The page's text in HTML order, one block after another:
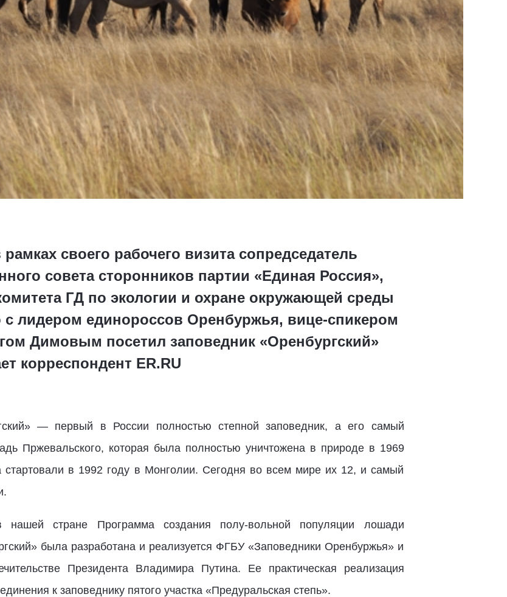
своего рабочего визита сопредседатель
совета сторонников партии «Единая Россия»,
ГД по экологии и охране окружающей среды
с лидером единороссов Оренбуржья, вице-спикером
Димовым посетил заповедник «Оренбургский»
корреспондент ER.RU
— первый в России полностью степной заповедник, а его самый
Пржевальского, которая была полностью уничтожена в природе в 1969
стартовали в 1992 году в Монголии. Сегодня во всем мире их 12, и самый
стране Программа создания полу-вольной популяции лошади
была разработана и реализуется ФГБУ «Заповедники Оренбуржья» и
Президента Владимира Путина. Ее практическая реализация
к заповеднику пятого участка «Предуральская степь».